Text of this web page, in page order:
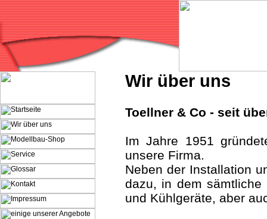
Wir über uns
Toellner & Co - seit
Im Jahre 1951
unsere Firma.
Neben der Installation
dazu, in dem sämtliche
und Kühlgeräte, aber